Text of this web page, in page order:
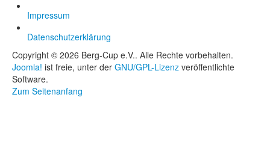
Impressum
Datenschutzerklärung
Copyright © 2026 Berg-Cup e.V.. Alle Rechte vorbehalten.
Joomla! ist freie, unter der GNU/GPL-Lizenz veröffentlichte
Software.
Zum Seitenanfang